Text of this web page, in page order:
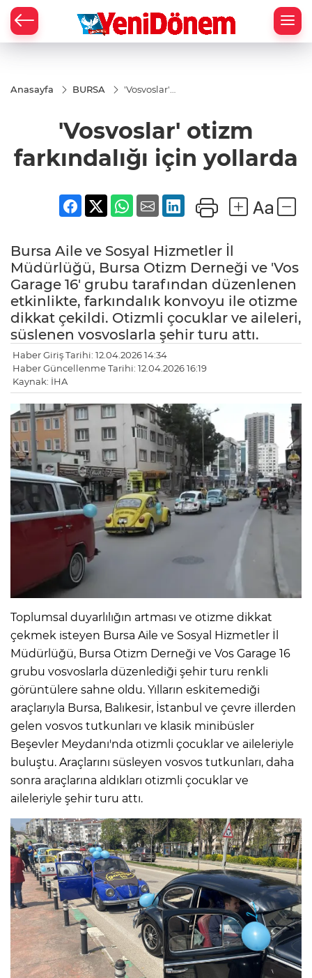
Anasayfa BURSA
'Vosvoslar'
yollarda
'Vosvoslar' otizm
farkındalığı için yollarda
Bursa Aile ve Sosyal Hizmetler İl
Müdürlüğü, Bursa Otizm Derneği ve 'Vos
Garage 16' grubu tarafından düzenlenen
etkinlikte, farkındalık konvoyu ile otizme
dikkat çekildi. Otizmli çocuklar ve aileleri,
süslenen vosvoslarla şehir turu attı.
Haber Giriş Tarihi: 12.04.2026 14:34
Haber Güncellenme Tarihi: 12.04.2026 16:19
Kaynak: İHA
Toplumsal duyarlılığın artması ve otizme dikkat
çekmek isteyen Bursa Aile ve Sosyal Hizmetler İl
Müdürlüğü, Bursa Otizm Derneği ve Vos Garage 16
grubu vosvoslarla düzenlediği şehir turu renkli
görüntülere sahne oldu. Yılların eskitemediği
araçlarıyla Bursa, Balıkesir, İstanbul ve çevre illerden
gelen vosvos tutkunları ve klasik minibüsler
Beşevler Meydanı'nda otizmli çocuklar ve aileleriyle
buluştu. Araçlarını süsleyen vosvos tutkunları, daha
sonra araçlarına aldıkları otizmli çocuklar ve
aileleriyle şehir turu attı.